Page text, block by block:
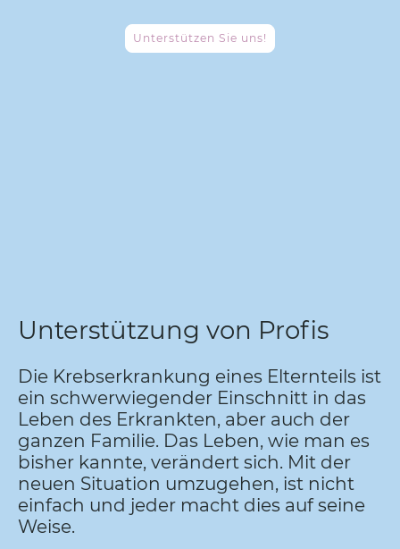
Unterstützen Sie uns!
Unterstützung von Profis
Die Krebserkrankung eines Elternteils ist
ein schwerwiegender Einschnitt in das
Leben des Erkrankten, aber auch der
ganzen Familie. Das Leben, wie man es
bisher kannte, verändert sich. Mit der
neuen Situation umzugehen, ist nicht
einfach und jeder macht dies auf seine
Weise.